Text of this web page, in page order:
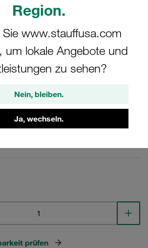
Region.
www.stauffusa.com
um lokale Angebote und
zu sehen?
Nein, bleiben.
Ja, wechseln.
Schwere Baureihe Gr.
W12
doppelt Deckpl., AS-
mit Vorspannung
prüfen